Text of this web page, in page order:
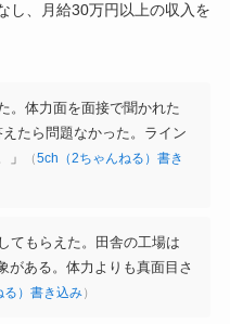
し、月給30万円以上の収入を
。体力面を面接で聞かれた
たら問題なかった。ライン
」
（5ch（2ちゃんねる）書き
てもらえた。田舎の工場は
がある。体力よりも真面目さ
）書き込み）